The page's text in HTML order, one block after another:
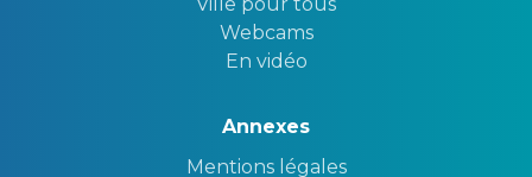
Ville pour tous
Webcams
En vidéo
Annexes
Mentions légales